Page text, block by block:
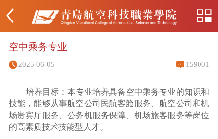
空中乘务专业
2025-06-05 159001
培养目标：本专业培养具备空中乘务专业的知识和
技能，能够从事航空公司民航客舱服务、航空公司和机
场贵宾厅服务、公务机服务保障、机场旅客服务等岗位
的高素质技术技能型人才。